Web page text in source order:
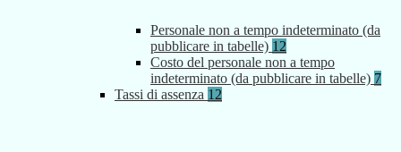
Personale non a tempo indeterminato (da
pubblicare in tabelle) 12
Costo del personale non a tempo
indeterminato (da pubblicare in tabelle) 7
Tassi di assenza 12